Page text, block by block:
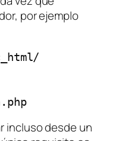
por ejemplo
svnversion > version.php
incluso desde un